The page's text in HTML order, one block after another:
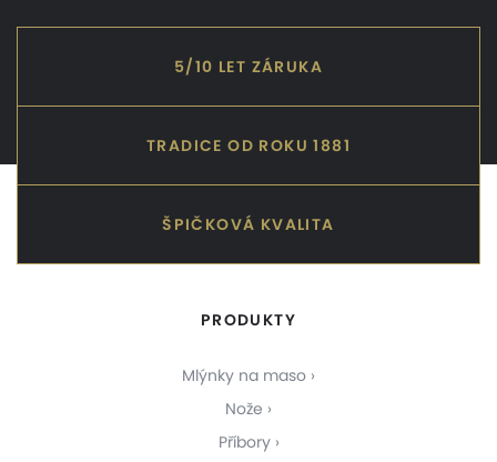
5/10 LET ZÁRUKA
TRADICE OD ROKU 1881
ŠPIČKOVÁ KVALITA
PRODUKTY
Mlýnky na maso
Nože
Příbory